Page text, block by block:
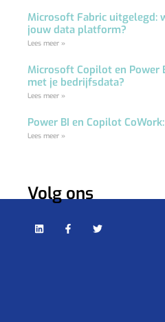
Microsoft Fabric uitgelegd:
jouw data platform?
Lees meer »
Microsoft Copilot en Power
met je bedrijfsdata?
Lees meer »
Power BI en Copilot
Lees meer »
Volg ons